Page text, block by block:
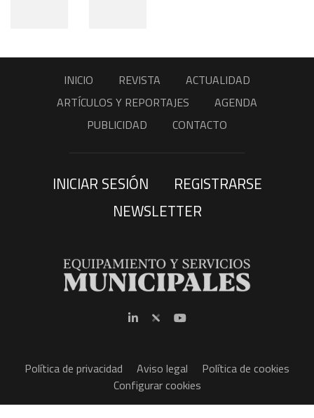
INICIO REVISTA
ACTUALIDAD
ARTÍCULOS Y REPORTAJES
AGENDA
PUBLICIDAD
CONTACTO
INICIAR SESIÓN
REGISTRARSE
NEWSLETTER
Política de privacidad Aviso legal
Política de cookies
Configurar cookies